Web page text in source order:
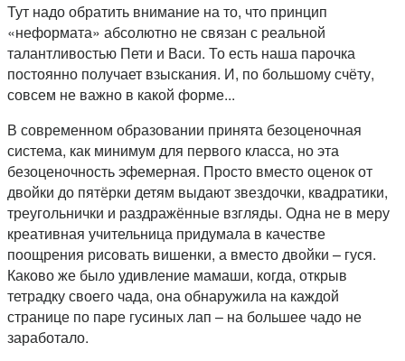
Тут надо обратить внимание на то, что принцип
«неформата» абсолютно не связан с реальной
талантливостью Пети и Васи. То есть наша парочка
постоянно получает взыскания. И, по большому счёту,
совсем не важно в какой форме...
В современном образовании принята безоценочная
система, как минимум для первого класса, но эта
безоценочность эфемерная. Просто вместо оценок от
двойки до пятёрки детям выдают звездочки, квадратики,
треугольнички и раздражённые взгляды. Одна не в меру
креативная учительница придумала в качестве
поощрения рисовать вишенки, а вместо двойки – гуся.
Каково же было удивление мамаши, когда, открыв
тетрадку своего чада, она обнаружила на каждой
странице по паре гусиных лап – на большее чадо не
заработало.